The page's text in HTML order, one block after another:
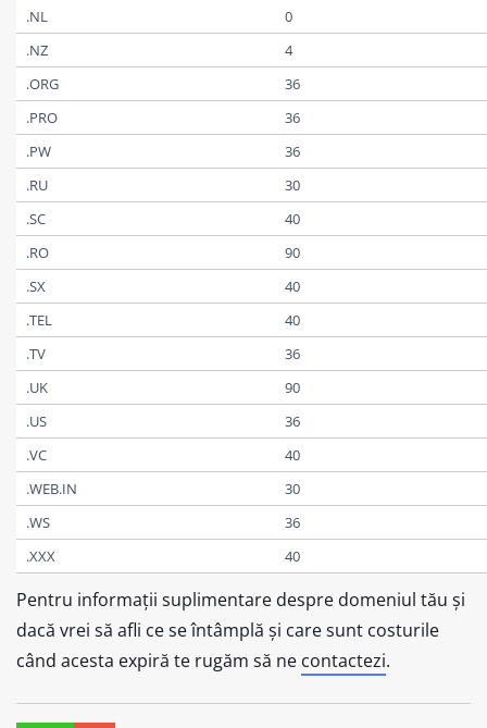
.NL
0
.NZ
4
.ORG
36
.PRO
36
.PW
36
.RU
30
.SC
40
.RO
90
.SX
40
.TEL
40
.TV
36
.UK
90
.US
36
.VC
40
.WEB.IN
30
.WS
36
.XXX
40
Pentru informații suplimentare despre domeniul tău și
dacă vrei să afli ce se întâmplă și care sunt costurile
când acesta expiră te rugăm să ne contactezi.